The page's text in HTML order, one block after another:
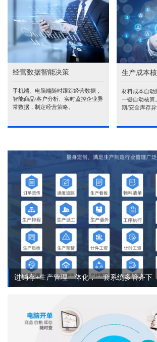
经营数据智能决策
手机端、电脑端随时跟踪经营数据，
智能商品\客户分析、实时监控企业异
常数据，制定经营策略。
生产成本
材料成本自动
一键自动核算
期/安全库存异
进销存+生产管理一体化，一套系统多管齐下